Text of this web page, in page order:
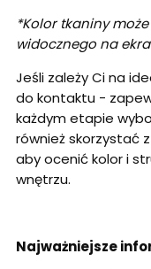
*Kolor tkaniny
widocznego na
Jeśli zależy Ci na
do kontaktu -
każdym etapie
również skorzystać
aby ocenić kolor i
wnętrzu.
Najważniejsze